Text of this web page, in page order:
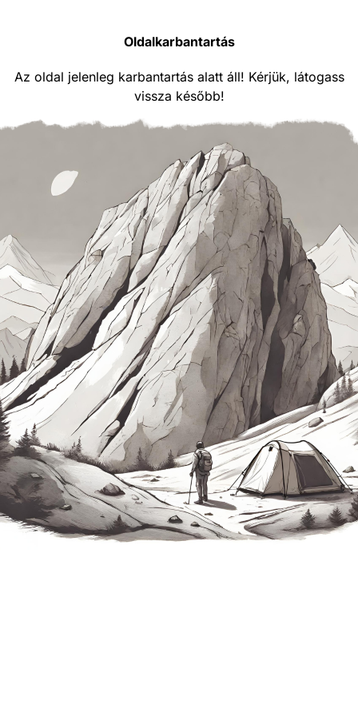
Oldalkarbantartás
Az oldal jelenleg karbantartás alatt áll! Kérjük, látogass
vissza később!